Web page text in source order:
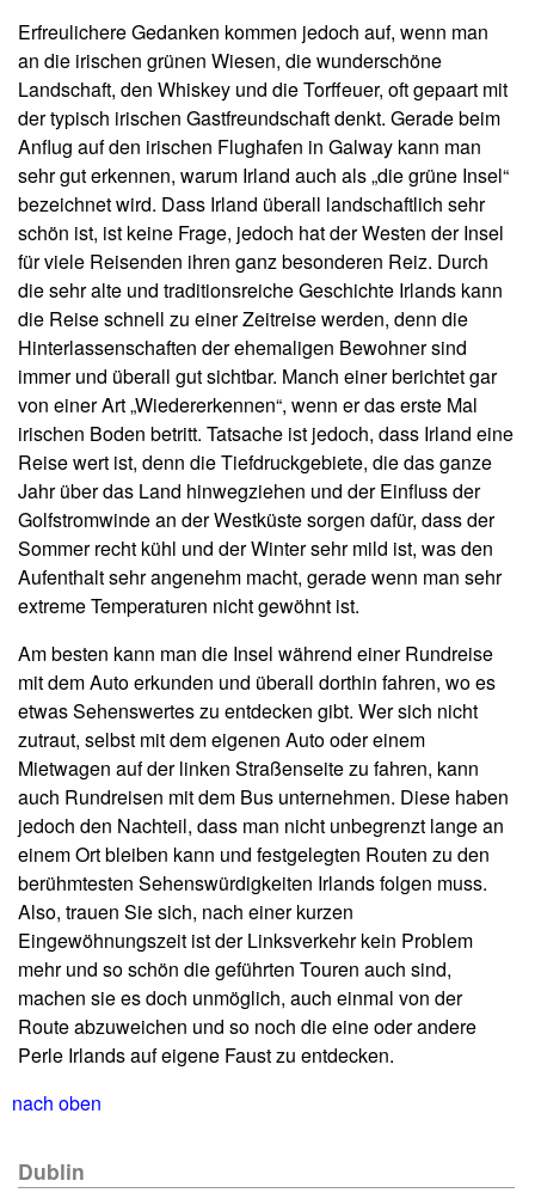
Erfreulichere Gedanken kommen jedoch auf, wenn man
an die irischen grünen Wiesen, die wunderschöne
Landschaft, den Whiskey und die Torffeuer, oft gepaart mit
der typisch irischen Gastfreundschaft denkt. Gerade beim
Anflug auf den irischen Flughafen in Galway kann man
sehr gut erkennen, warum Irland auch als „die grüne Insel“
bezeichnet wird. Dass Irland überall landschaftlich sehr
schön ist, ist keine Frage, jedoch hat der Westen der Insel
für viele Reisenden ihren ganz besonderen Reiz. Durch
die sehr alte und traditionsreiche Geschichte Irlands kann
die Reise schnell zu einer Zeitreise werden, denn die
Hinterlassenschaften der ehemaligen Bewohner sind
immer und überall gut sichtbar. Manch einer berichtet gar
von einer Art „Wiedererkennen“, wenn er das erste Mal
irischen Boden betritt. Tatsache ist jedoch, dass Irland eine
Reise wert ist, denn die Tiefdruckgebiete, die das ganze
Jahr über das Land hinwegziehen und der Einfluss der
Golfstromwinde an der Westküste sorgen dafür, dass der
Sommer recht kühl und der Winter sehr mild ist, was den
Aufenthalt sehr angenehm macht, gerade wenn man sehr
extreme Temperaturen nicht gewöhnt ist.
Am besten kann man die Insel während einer Rundreise
mit dem Auto erkunden und überall dorthin fahren, wo es
etwas Sehenswertes zu entdecken gibt. Wer sich nicht
zutraut, selbst mit dem eigenen Auto oder einem
Mietwagen auf der linken Straßenseite zu fahren, kann
auch Rundreisen mit dem Bus unternehmen. Diese haben
jedoch den Nachteil, dass man nicht unbegrenzt lange an
einem Ort bleiben kann und festgelegten Routen zu den
berühmtesten Sehenswürdigkeiten Irlands folgen muss.
Also, trauen Sie sich, nach einer kurzen
Eingewöhnungszeit ist der Linksverkehr kein Problem
mehr und so schön die geführten Touren auch sind,
machen sie es doch unmöglich, auch einmal von der
Route abzuweichen und so noch die eine oder andere
Perle Irlands auf eigene Faust zu entdecken.
nach oben
Dublin